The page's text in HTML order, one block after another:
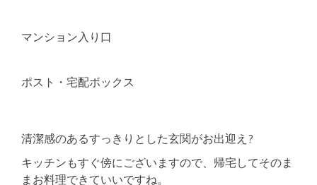
マンション入り口
ポスト・宅配ボックス
清潔感のあるすっきりとした玄関がお出迎え?
キッチンもすぐ傍にございますので、帰宅してそのま
まお料理できていいですね。